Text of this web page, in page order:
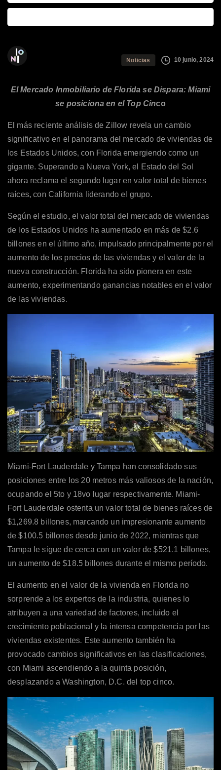
Noticias 10 junio, 2024
El Mercado Inmobiliario de Florida se Dispara: Miami
se posiciona en el Top Cinco
El más reciente análisis de Zillow revela un cambio
significativo en el panorama del mercado de viviendas de
los Estados Unidos, con Florida emergiendo como un
gigante. Superando a Nueva York, el Estado del Sol
ahora reclama el segundo lugar en valor total de bienes
raíces, con California liderando el grupo.
Según el estudio, el valor total del mercado de viviendas
de los Estados Unidos ha aumentado en más de $2.6
billones en el último año, impulsado principalmente por el
aumento de los precios de las viviendas y el valor de la
nueva construcción. Florida ha sido pionera en este
aumento, experimentando ganancias notables en el valor
de las viviendas.
Miami-Fort Lauderdale y Tampa han consolidado sus
posiciones entre los 20 metros más valiosos de la nación,
ocupando el 5to y 18vo lugar respectivamente. Miami-
Fort Lauderdale ostenta un valor total de bienes raíces de
$1,269.8 billones, marcando un impresionante aumento
de $100.5 billones desde junio de 2022, mientras que
Tampa le sigue de cerca con un valor de $521.1 billones,
un aumento de $18.5 billones durante el mismo período.
El aumento en el valor de la vivienda en Florida no
sorprende a los expertos de la industria, quienes lo
atribuyen a una variedad de factores, incluido el
crecimiento poblacional y la intensa competencia por las
viviendas existentes. Este aumento también ha
provocado cambios significativos en las clasificaciones,
con Miami ascendiendo a la quinta posición,
desplazando a Washington, D.C. del top cinco.